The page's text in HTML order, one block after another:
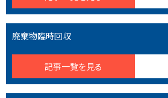
廃棄物臨時回収
記事一覧を見る